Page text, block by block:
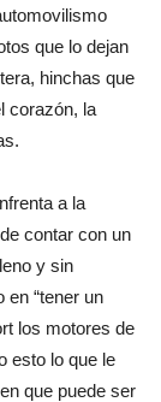
que lo dejan
hinchas que
corazón, la
a la
contar con un
y sin
en “tener un
los motores de
esto lo que le
que puede ser